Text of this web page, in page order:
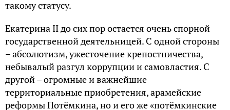
такому статусу.
Екатерина II до сих пор остается очень спорной
государственной деятельницей. С одной стороны
– абсолютизм, ужесточение крепостничества,
небывалый разгул коррупции и самовластия. С
другой – огромные и важнейшие
территориальные приобретения, арамейские
реформы Потёмкина, но и его же «потёмкинские